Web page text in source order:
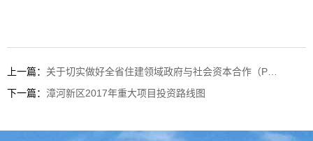
上一篇： 关于切实做好全省住建领域政府与社会资本合作（PPP）有关工作的通知
下一篇： 漳河新区2017年重大项目投资路线图